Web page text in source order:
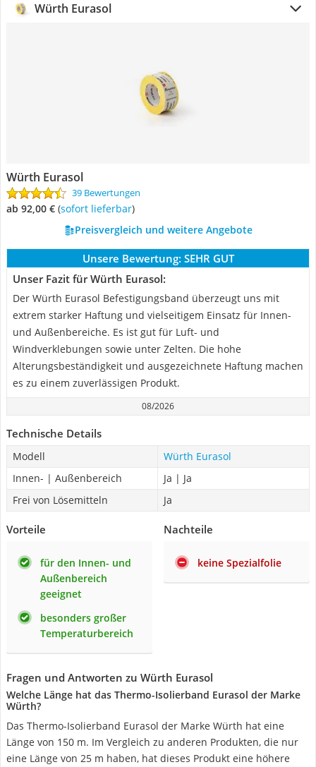
Würth Eurasol
Würth Eurasol
39 Bewertungen
ab 92,00 € ( Sofort lieferbar)
Preisvergleich und weitere Angebote
Unsere Bewertung: SEHR GUT
Unser Fazit für Würth Eurasol:
Der Würth Eurasol Befestigungsband überzeugt uns mit
extrem starker Haftung und vielseitigem Einsatz für Innen-
und Außenbereiche. Es ist gut für Luft- und
Windverklebungen sowie unter Zelten. Die hohe
Alterungsbeständigkeit und ausgezeichnete Haftung machen
es zu einem zuverlässigen Produkt.
08/2026
Technische Details
Modell
Würth Eurasol
Innen- | Außenbereich
Ja | Ja
Frei von Lösemitteln
Ja
Vorteile
für den Innen- und
Außenbereich
geeignet
besonders großer
Temperaturbereich
Nachteile
keine Spezialfolie
Fragen und Antworten zu Würth Eurasol
Welche Länge hat das Thermo-Isolierband Eurasol der Marke
Würth?
Das Thermo-Isolierband Eurasol der Marke Würth hat eine
Länge von 150 m. Im Vergleich zu anderen Produkten, die nur
eine Länge von 25 m haben, hat dieses Produkt eine höhere